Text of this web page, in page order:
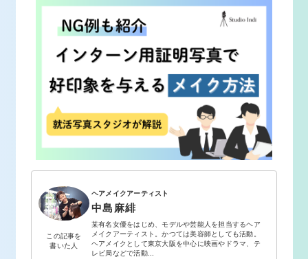
この記事を
書いた人
ヘアメイクアーティスト
中島麻緋
某有名女優をはじめ、モデルや芸能人を担当するヘア
メイクアーティスト。かつては美容師としても活動。
ヘアメイクとして東京大阪を中心に映画やドラマ、テ
レビ局などで活動...